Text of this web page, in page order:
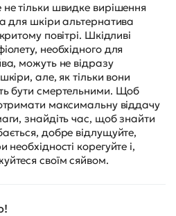
тільки швидке вирішення
для шкіри альтернатива
повітрі. Шкідливі
необхідного для
можуть не відразу
але, як тільки вони
бути смертельними. Щоб
максимальну віддачу
знайдіть час, щоб знайти
добре відлущуйте,
корегуйте і,
своїм сяйвом.